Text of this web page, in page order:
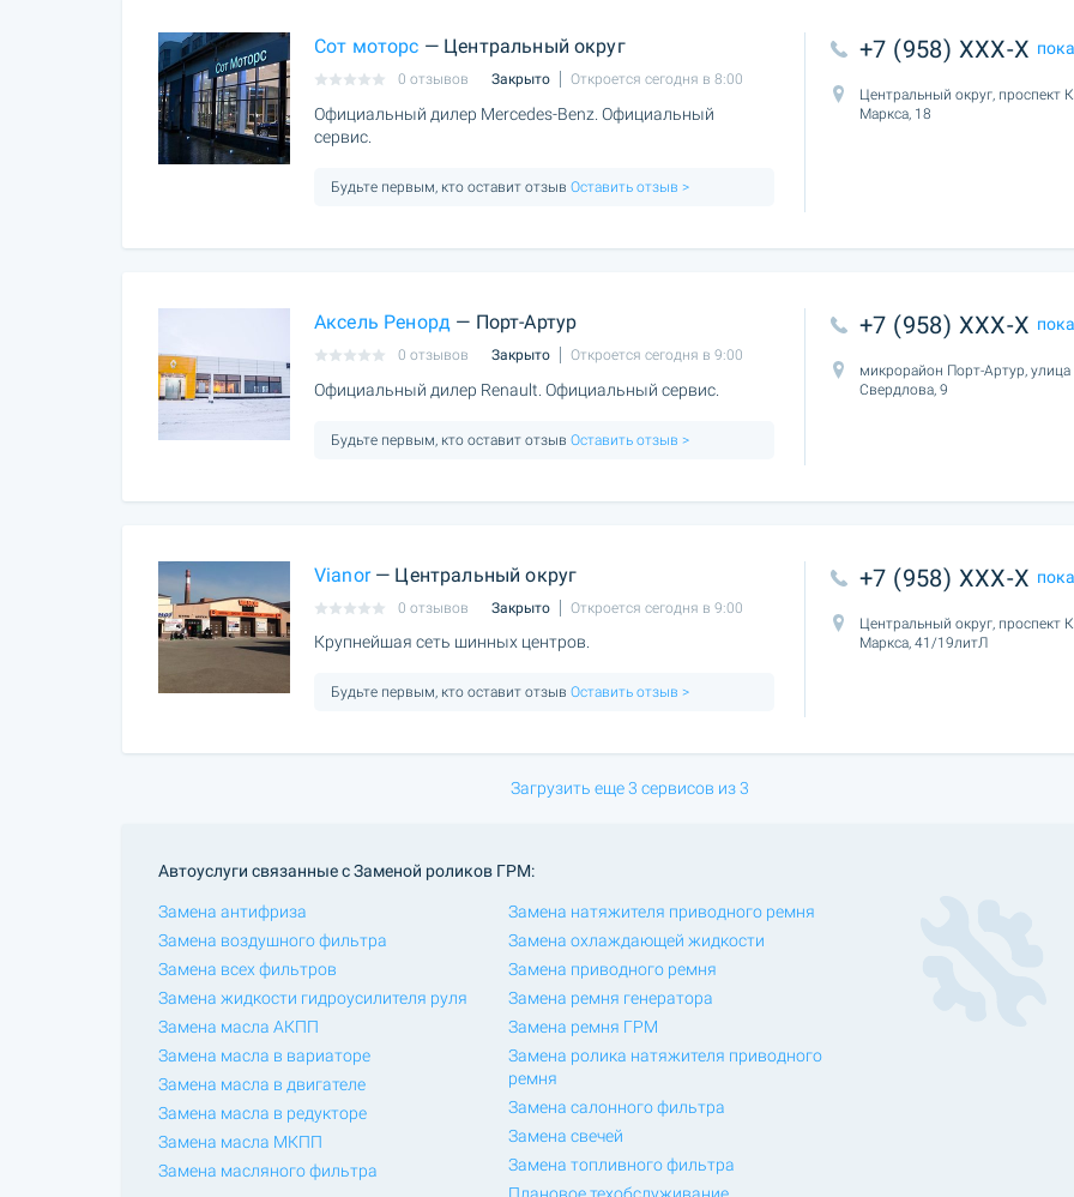
Сот моторс — Центральный округ
0 отзывов Закрыто Откроется сегодня в 8:00
Официальный дилер Mercedes-Benz. Официальный
сервис.
Будьте первым, кто оставит отзыв Оставить отзыв >
+7 (958) XXX-X
Центральный округ, проспект
Маркса, 18
Аксель Ренорд — Порт-Артур
0 отзывов Закрыто Откроется сегодня в 9:00
Официальный дилер Renault. Официальный сервис.
Будьте первым, кто оставит отзыв Оставить отзыв >
+7 (958) XXX-X
микрорайон Порт-Артур, улица
Свердлова, 9
Vianor— Центральный округ
0 отзывов Закрыто Откроется сегодня в 9:00
Крупнейшая сеть шинных центров.
Будьте первым, кто оставит отзыв Оставить отзыв >
+7 (958) XXX-X
Центральный округ, проспект
Маркса, 41/19литЛ
Загрузить еще 3 сервисов из 3
Автоуслуги связанные с Заменой роликов ГРМ:
Замена антифриза
Замена воздушного фильтра
Замена всех фильтров
Замена жидкости гидроусилителя руля
Замена масла АКПП
Замена масла в вариаторе
Замена масла в двигателе
Замена масла в редукторе
Замена масла МКПП
Замена масляного фильтра
Замена натяжителя приводного ремня
Замена охлаждающей жидкости
Замена приводного ремня
Замена ремня генератора
Замена ремня ГРМ
Замена ролика натяжителя приводного
ремня
Замена салонного фильтра
Замена свечей
Замена топливного фильтра